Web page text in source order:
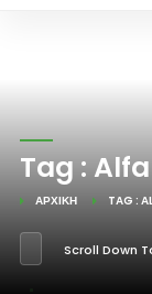
Tag :
ΑΡΧΙΚΉ TAG :
Scroll Down